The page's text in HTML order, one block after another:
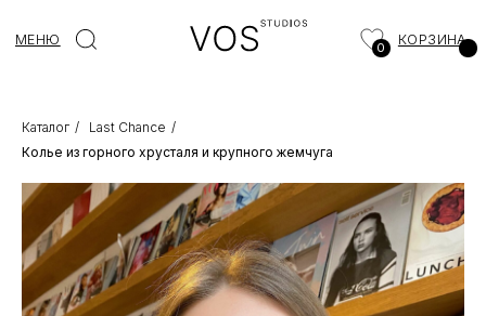
КОРЗИНА
Каталог / Last Chance /
Колье из горного хрусталя и крупного жемчуга